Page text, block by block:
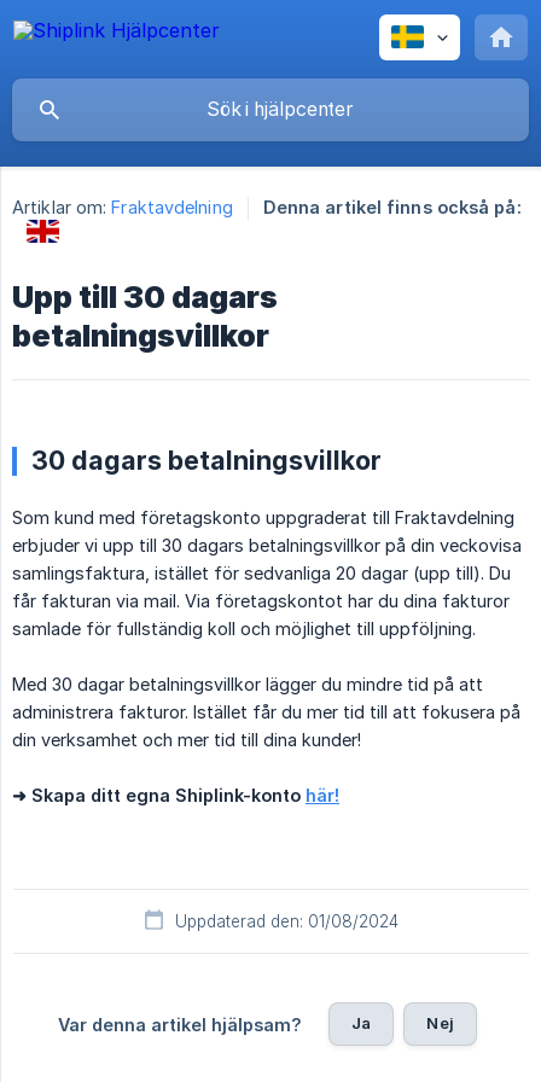
Artiklar om: Fraktavdelning Denna artikel finns också på:
Upp till 30 dagars
betalningsvillkor
30 dagars betalningsvillkor
Som kund med företagskonto uppgraderat till Fraktavdelning
erbjuder vi upp till 30 dagars betalningsvillkor på din veckovisa
samlingsfaktura, istället för sedvanliga 20 dagar (upp till). Du
får fakturan via mail. Via företagskontot har du dina fakturor
samlade för fullständig koll och möjlighet till uppföljning.
Med 30 dagar betalningsvillkor lägger du mindre tid på att
administrera fakturor. Istället får du mer tid till att fokusera på
din verksamhet och mer tid till dina kunder!
➜ Skapa ditt egna Shiplink-konto här!
Uppdaterad den: 01/08/2024
Var denna artikel hjälpsam? Ja Nej